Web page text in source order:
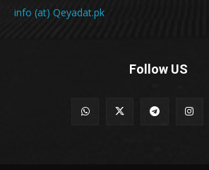
info (at) Qeyadat.pk
Follow US